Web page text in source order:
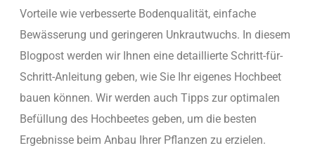
Vorteile wie verbesserte Bodenqualität, einfache
Bewässerung und geringeren Unkrautwuchs. In diesem
Blogpost werden wir Ihnen eine detaillierte Schritt-für-
Schritt-Anleitung geben, wie Sie Ihr eigenes Hochbeet
bauen können. Wir werden auch Tipps zur optimalen
Befüllung des Hochbeetes geben, um die besten
Ergebnisse beim Anbau Ihrer Pflanzen zu erzielen.